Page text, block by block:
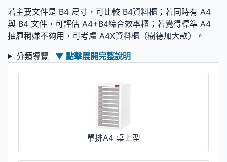
若主要文件是 B4 尺寸，可比較 B4資料櫃 ；若同時有 A4
與 B4 文件，可評估 A4+B4綜合效率櫃 ；若覺得標準 A4
抽屜稍嫌不夠用，可考慮 A4X資料櫃（樹德加大款）
。
分類導覽
▼ 點擊展開完整說明
單排A4 桌上型